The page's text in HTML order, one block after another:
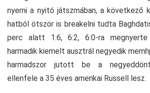
nyerni a nyitó játszmában, a következő
hatból ötször is breakelni tudta
perc alatt 1:6, 6:2, 6:0-ra
harmadik kiemelt ausztrál negyedik
harmadszor jutott be a
ellenfele a 35 éves amerikai Russell lesz.